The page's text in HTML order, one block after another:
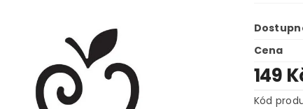
Cena
149
Kód